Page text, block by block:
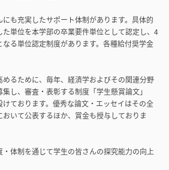
も充実したサポート体制があります。具体的
単位を本学部の卒業要件単位として認定し、4
る単位認定制度があります。各種給付奨学金
るために、毎年、経済学およびその関連分野
し、審査・表彰する制度「学生懸賞論文」
けております。優秀な論文・エッセイはその全
いて公表するほか、賞金も授与しておりま
体制を通じて学生の皆さんの探究能力の向上